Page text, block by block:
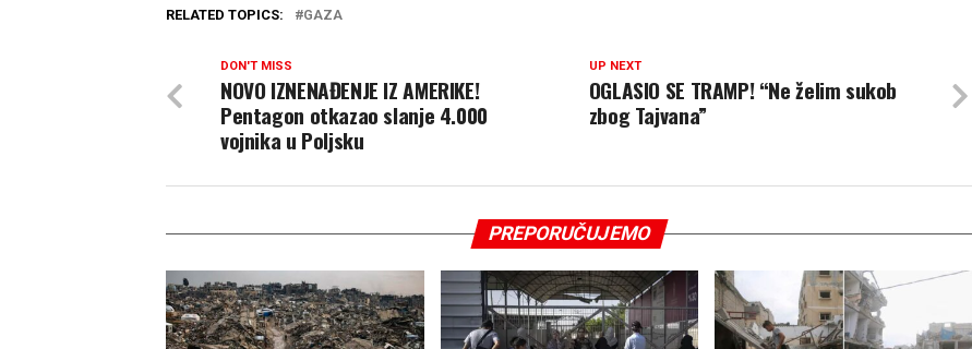
RELATED TOPICS: GAZA
UP NEXT
OGLASIO SE TRAMP! “Ne želim sukob
zbog Tajvana”
DON'T MISS
NOVO IZNENAĐENJE IZ AMERIKE!
Pentagon otkazao slanje 4.000
vojnika u Poljsku
PREPORUČUJEMO